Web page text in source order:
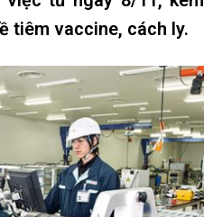
tiêm vaccine, cách ly.